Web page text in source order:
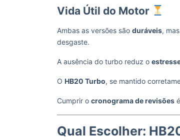
Vida Útil do Motor
Ambas as versões são duráveis,
desgaste.
A ausência do turbo reduz o
O HB20 Turbo, se mantido
Cumprir o cronograma de revisões
Qual Escolher: